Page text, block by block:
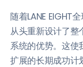
随着LANE EIGHT
从头重新设计了
系统的优势。这使
扩展的长期成功计